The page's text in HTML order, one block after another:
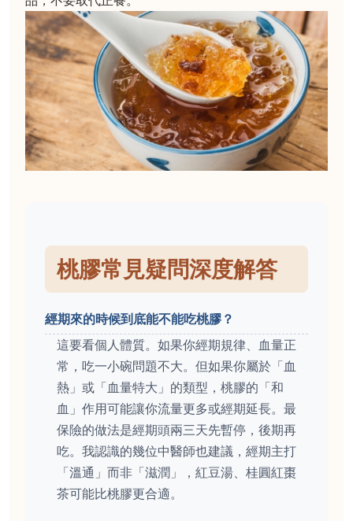
桃膠常見疑問深度解答
經期來的時候到底能不能吃桃膠？
這要看個人體質。如果你經期規律、血量正
常，吃一小碗問題不大。但如果你屬於「血
熱」或「血量特大」的類型，桃膠的「和
血」作用可能讓你流量更多或經期延長。最
保險的做法是經期頭兩三天先暫停，後期再
吃。我認識的幾位中醫師也建議，經期主打
「溫通」而非「滋潤」，紅豆湯、桂圓紅棗
茶可能比桃膠更合適。